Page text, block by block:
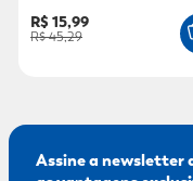
R$ 15,99
R$ 45,29
Assine a newsletter